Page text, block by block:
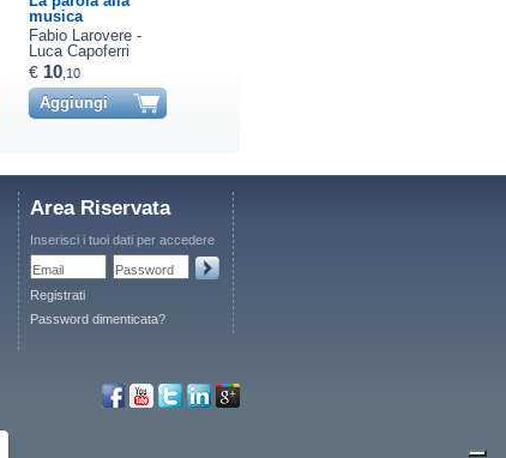
musica
Fabio Larovere -
Luca Capoferri
€ 10,10
Aggiungi
Area Riservata
Inserisci i tuoi dati per accedere
Email
Password
Registrati
Password dimenticata?